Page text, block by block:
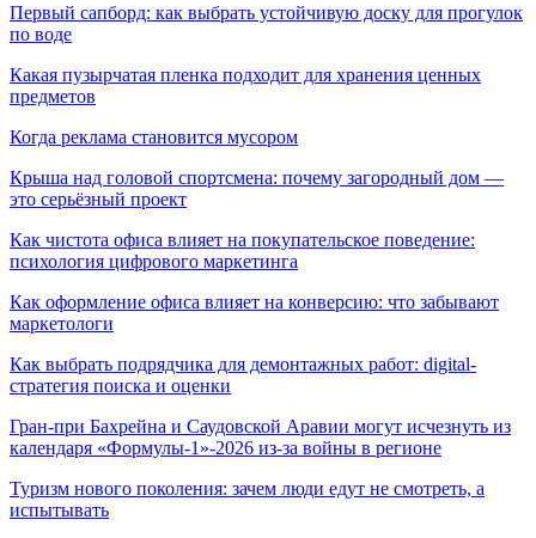
Первый сапборд: как выбрать устойчивую доску для прогулок
по воде
Какая пузырчатая пленка подходит для хранения ценных
предметов
Когда реклама становится мусором
Крыша над головой спортсмена: почему загородный дом —
это серьёзный проект
Как чистота офиса влияет на покупательское поведение:
психология цифрового маркетинга
Как оформление офиса влияет на конверсию: что забывают
маркетологи
Как выбрать подрядчика для демонтажных работ: digital-
стратегия поиска и оценки
Гран-при Бахрейна и Саудовской Аравии могут исчезнуть из
календаря «Формулы-1»-2026 из-за войны в регионе
Туризм нового поколения: зачем люди едут не смотреть, а
испытывать